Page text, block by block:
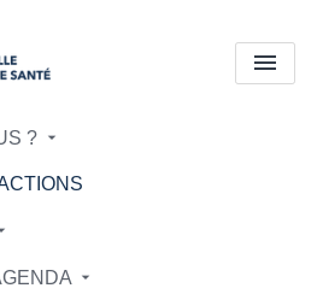
?
ET OUTILS
de stage